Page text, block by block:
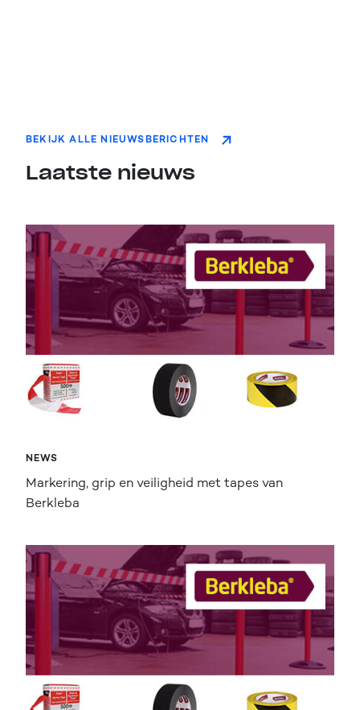
Laatste nieuws
BEKIJK ALLE NIEUWSBERICHTEN
NEWS
Markering, grip en veiligheid met tapes van
Berkleba